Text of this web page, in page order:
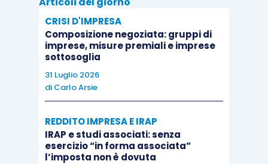
esercitanoattività di agriturismo
generalmentenella precedentesospensiva
prevista dall’articolo 8del Decreto “Cura Italia
nuovo decreto) che si
aprile 2020. In buona sostanza, queste imprese
potrannoprescindere dai conteggi
descritti e sospendere i versamenti in scadenza
16 aprile, mentre, per accedere al medesimo
CRISI D'IMPRESA
Composizione negoziata: gruppi di
imprese, misure premiali e imprese
sottosoglia
31 Luglio 2026
di Carlo Arsie
REDDITO IMPRESA E IRAP
IRAP e studi associati: senza
esercizio “in forma associata”
l’imposta non è dovuta